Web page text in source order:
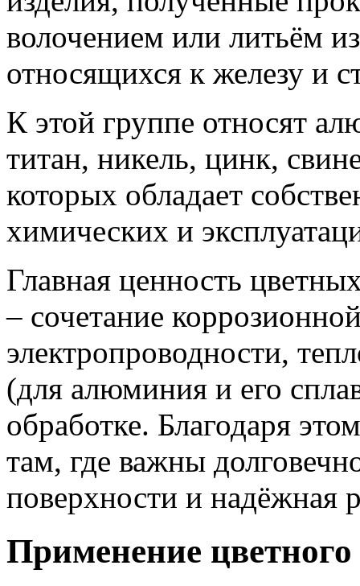
волочением или литьём
относящихся к железу и
К этой группе относят
титан, никель, цинк,
которых обладает
химических и
Главная ценность
– сочетание
электропроводности,
(для алюминия и его
обработке. Благодаря
там, где важны
поверхности и надёжная
Применение